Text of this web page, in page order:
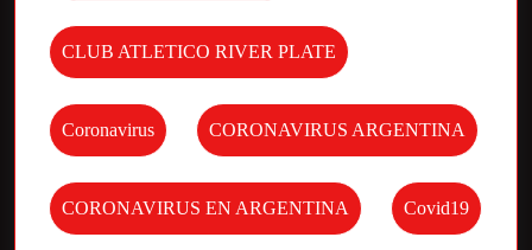
CLUB ATLETICO RIVER PLATE
Coronavirus CORONAVIRUS ARGENTINA
CORONAVIRUS EN ARGENTINA Covid19